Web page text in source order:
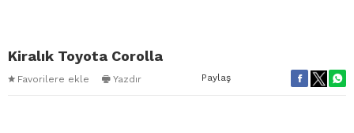
Kiralık Toyota Corolla
Favorilere ekle Yazdır Paylaş